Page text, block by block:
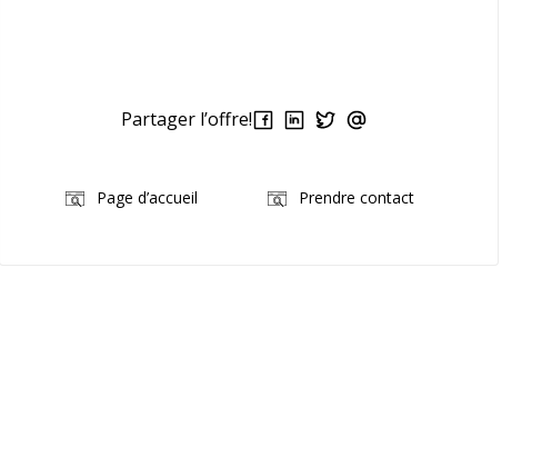
Partager l’offre!
Page d’accueil Prendre contact